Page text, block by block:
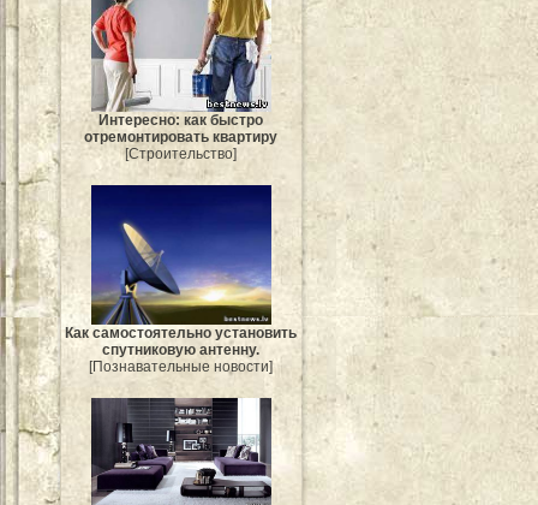
Интересно: как быстро
отремонтировать квартиру
[Строительство]
Как самостоятельно установить
спутниковую антенну.
[Познавательные новости]